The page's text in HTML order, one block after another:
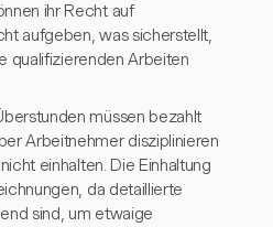
ihr Recht auf
aufgeben, was sicherstellt,
qualifizierenden Arbeiten
müssen bezahlt
Arbeitnehmer disziplinieren
einhalten. Die Einhaltung
da detaillierte
sind, um etwaige